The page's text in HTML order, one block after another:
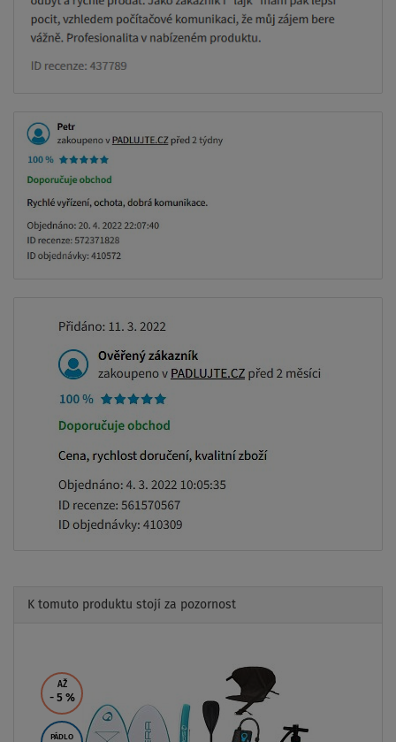
K tomuto produktu stojí za pozornost
AŽ
- 5 %
PÁDLO